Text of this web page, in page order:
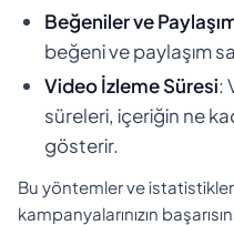
Beğeniler ve
beğeni ve paylaşım
Video İzleme Süresi:
süreleri, içeriğin ne
gösterir.
Bu yöntemler ve
kampanyalarınızın